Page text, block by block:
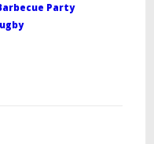
Party